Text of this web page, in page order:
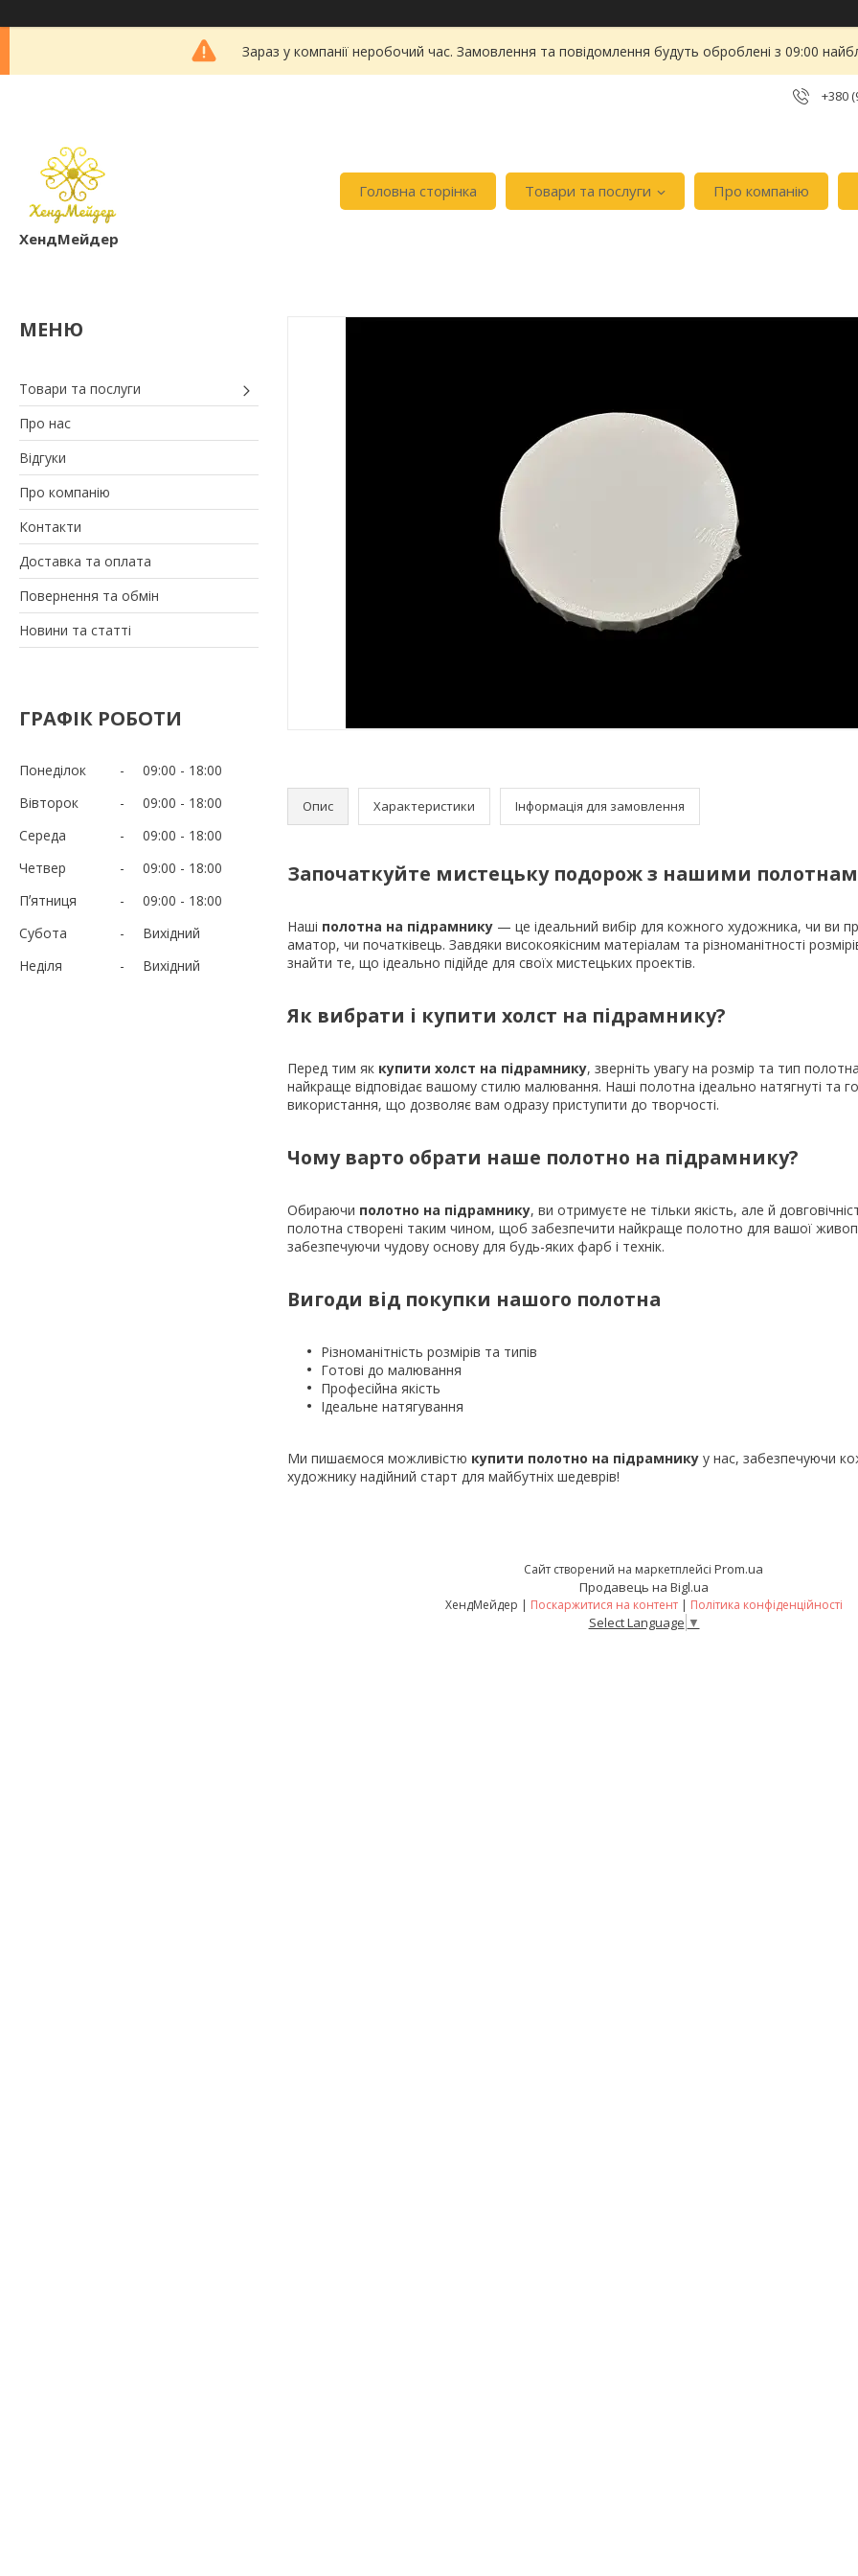
Зараз у компанії неробочий час. Замовлення та повідомлення будуть оброблені з 09:00
+380
ХендМейдер
Головна сторінка Товари та послуги Про компанію
Товари та послуги
Про нас
Відгуки
Про компанію
Контакти
Доставка та оплата
Повернення та обмін
Новини та статті
ГРАФІК РОБОТИ
Понеділок 09:00
18:00
Вівторок
09:00
18:00
Середа
09:00
18:00
Четвер
09:00
18:00
Пʼятниця
09:00
18:00
Субота
Вихідний
Неділя
Вихідний
Опис Характеристики Інформація для замовлення
Започаткуйте мистецьку подорож з нашими
Наші полотна на підрамнику — це ідеальний вибір для кожного художника, чи ви
аматор, чи початківець. Завдяки високоякісним матеріалам та різноманітності
знайти те, що ідеально підійде для своїх мистецьких проектів.
Як вибрати і купити холст на підрамнику?
Перед тим як купити холст на підрамнику, зверніть увагу на розмір та тип
найкраще відповідає вашому стилю малювання. Наші полотна ідеально натягнуті та
використання, що дозволяє вам одразу приступити до творчості.
Чому варто обрати наше полотно на підрамнику?
Обираючи полотно на підрамнику, ви отримуєте не тільки якість, але й
полотна створені таким чином, щоб забезпечити найкраще полотно для вашої
забезпечуючи чудову основу для будь-яких фарб і технік.
Вигоди від покупки нашого полотна
Різноманітність розмірів та типів
Готові до малювання
Професійна якість
Ідеальне натягування
Ми пишаємося можливістю купити полотно на підрамнику у нас, забезпечуючи
художнику надійний старт для майбутніх шедеврів!
Сайт створений на маркетплейсі Prom.ua
Продавець на Bigl.ua
ХендМейдер | Поскаржитися на контент | Політика конфіденційності
Select Language ▼